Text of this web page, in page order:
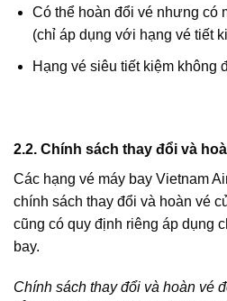
Có thể hoàn đổi vé nhưng có
(chỉ áp dụng với hạng vé tiết
Hạng vé siêu tiết kiệm không
2.2. Chính sách thay đổi và
Các hạng vé máy bay Vietnam
chính sách thay đổi và hoàn vé
cũng có quy định riêng áp dụng
bay.
Chính sách thay đổi và hoàn vé